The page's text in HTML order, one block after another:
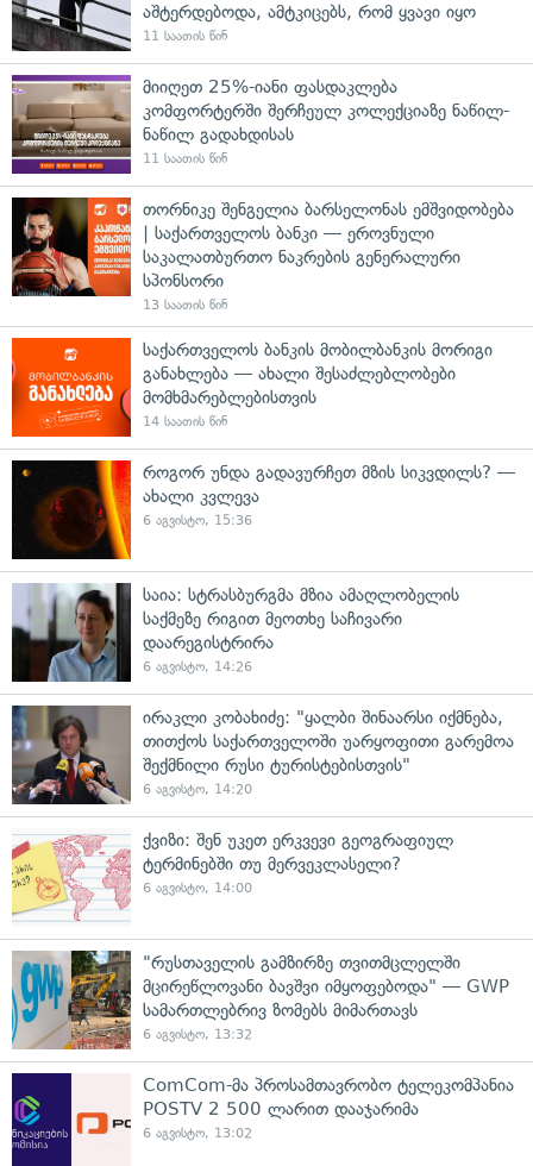
აშტერდებოდა, ამტკიცებს, რომ ყვავი იყო
11 საათის წინ
მიიღეთ 25%-იანი ფასდაკლება
კომფორტერში შერჩეულ კოლექციაზე ნაწილ-
ნაწილ გადახდისას
11 საათის წინ
თორნიკე შენგელია ბარსელონას ემშვიდობება
| საქართველოს ბანკი — ეროვნული
საკალათბურთო ნაკრების გენერალური
სპონსორი
13 საათის წინ
საქართველოს ბანკის მობილბანკის მორიგი
განახლება — ახალი შესაძლებლობები
მომხმარებლებისთვის
14 საათის წინ
როგორ უნდა გადავურჩეთ მზის სიკვდილს? —
ახალი კვლევა
6 აგვისტო, 15:36
საია: სტრასბურგმა მზია ამაღლობელის
საქმეზე რიგით მეოთხე საჩივარი
დაარეგისტრირა
6 აგვისტო, 14:26
ირაკლი კობახიძე: "ყალბი შინაარსი იქმნება,
თითქოს საქართველოში უარყოფითი გარემოა
შექმნილი რუსი ტურისტებისთვის"
6 აგვისტო, 14:20
ქვიზი: შენ უკეთ ერკვევი გეოგრაფიულ
ტერმინებში თუ მერვეკლასელი?
6 აგვისტო, 14:00
"რუსთაველის გამზირზე თვითმცლელში
მცირეწლოვანი ბავშვი იმყოფებოდა" — GWP
სამართლებრივ ზომებს მიმართავს
6 აგვისტო, 13:32
ComCom-მა პროსამთავრობო ტელეკომპანია
POSTV 2 500 ლარით დააჯარიმა
6 აგვისტო, 13:02